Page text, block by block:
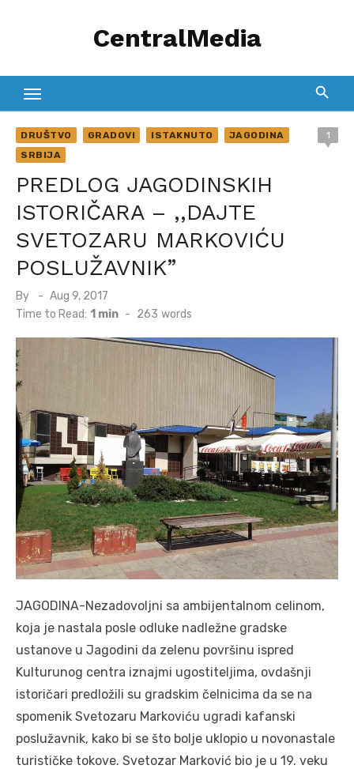
CentralMedia
DRUŠTVO GRADOVI ISTAKNUTO
JAGODINA
SRBIJA
1
PREDLOG JAGODINSKIH
ISTORIČARA – ,,DAJTE
SVETOZARU MARKOVIĆU
POSLUŽAVNIK”
By
Posted
on
Aug 9, 2017
Time to Read: 1 min - 263 words
JAGODINA-Nezadovoljni sa ambijentalnom celinom,
koja je nastala posle odluke nadležne gradske
ustanove u Jagodini da zelenu površinu ispred
Kulturunog centra iznajmi ugostiteljima, ovdašnji
istoričari predložili su gradskim čelnicima da se na
spomenik Svetozaru Markoviću ugradi kafanski
poslužavnik, kako bi se što bolje uklopio u novonastale
turističke tokove. Svetozar Marković bio je u 19. veku